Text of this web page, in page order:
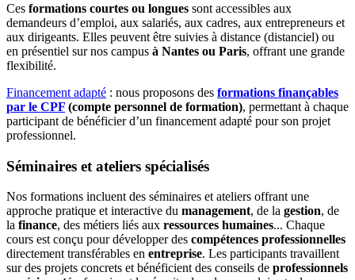
Ces formations courtes ou longues sont accessibles aux
demandeurs d’emploi, aux salariés, aux cadres, aux entrepreneurs et
aux dirigeants. Elles peuvent être suivies à distance (distanciel) ou
en présentiel sur nos campus à Nantes ou Paris, offrant une grande
flexibilité.
Financement adapté : nous proposons des formations finançables
par le CPF (compte personnel de formation), permettant à chaque
participant de bénéficier d’un financement adapté pour son projet
professionnel.
Séminaires et ateliers spécialisés
Nos formations incluent des séminaires et ateliers offrant une
approche pratique et interactive du management, de la gestion, de
la finance, des métiers liés aux ressources humaines... Chaque
cours est conçu pour développer des compétences professionnelles
directement transférables en entreprise. Les participants travaillent
sur des projets concrets et bénéficient des conseils de professionnels